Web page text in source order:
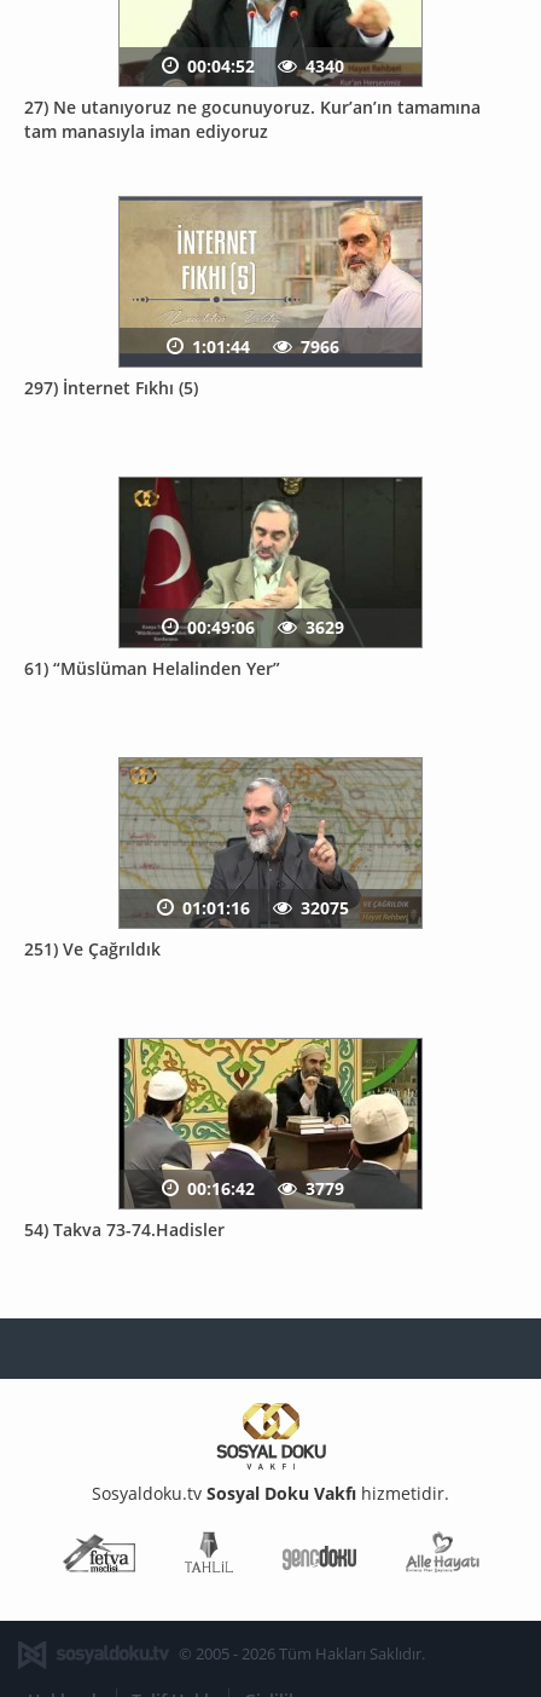
27) Ne utanıyoruz ne gocunuyoruz. Kur’an’ın tamamına
tam manasıyla iman ediyoruz
00:04:52 4340
297) İnternet Fıkhı (5)
1:01:44 7966
61) “Müslüman Helalinden Yer”
00:49:06 3629
251) Ve Çağrıldık
01:01:16 32075
54) Takva 73-74.Hadisler
00:16:42 3779
Sosyaldoku.tv Sosyal Doku Vakfı hizmetidir.
Fetva Meclisi
Genç Doku
© 2005 - 2026 Tüm Hakları Saklıdır.